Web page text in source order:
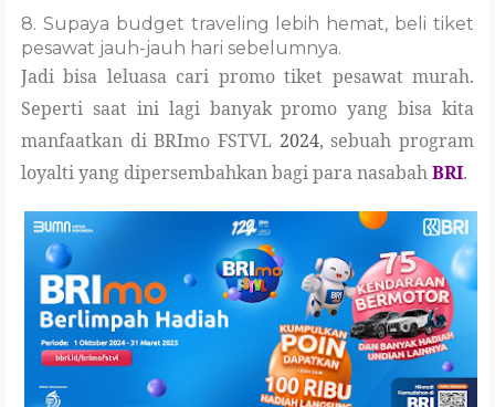
8. Supaya budget traveling lebih hemat, beli tiket
pesawat jauh-jauh hari sebelumnya.
Jadi bisa leluasa cari promo tiket pesawat murah.
Seperti saat ini lagi banyak promo yang bisa kita
manfaatkan di BRImo FSTVL 2024, sebuah program
loyalti yang dipersembahkan bagi para nasabahBRI.